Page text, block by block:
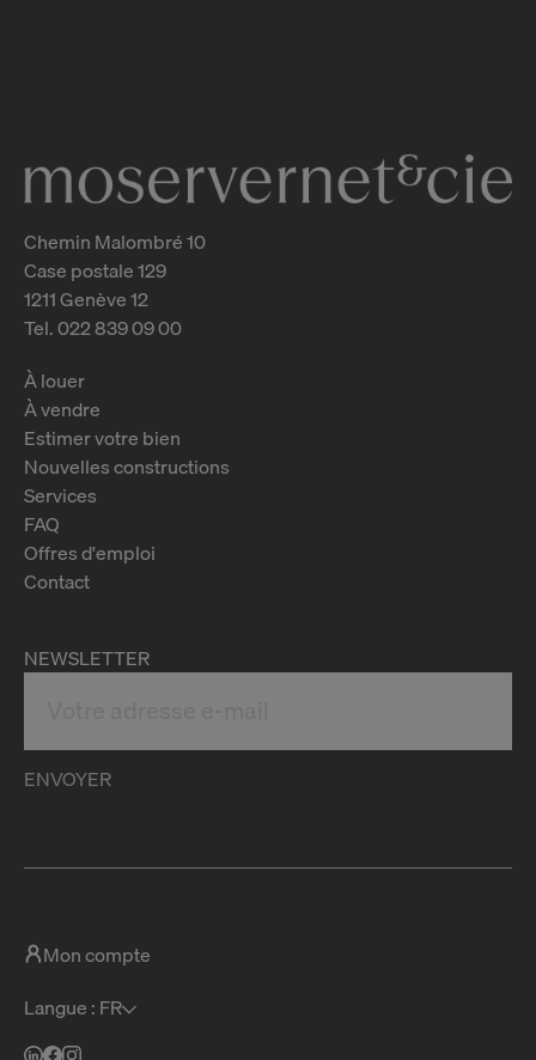
Chemin Malombré 10
Case postale 129
1211 Genève 12
Tel. 022 839 09 00
À louer
À vendre
Estimer votre bien
Nouvelles constructions
Services
FAQ
Offres d'emploi
Contact
NEWSLETTER
ENVOYER
Mon compte
Langue : FR